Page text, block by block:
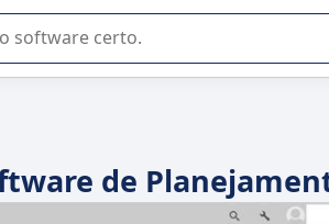
para sua empresa.
de